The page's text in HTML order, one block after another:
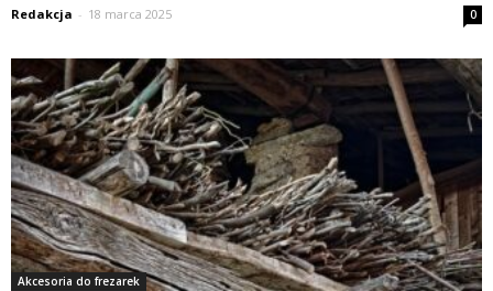
Redakcja - 18 marca 2025 0
Akcesoria do frezarek